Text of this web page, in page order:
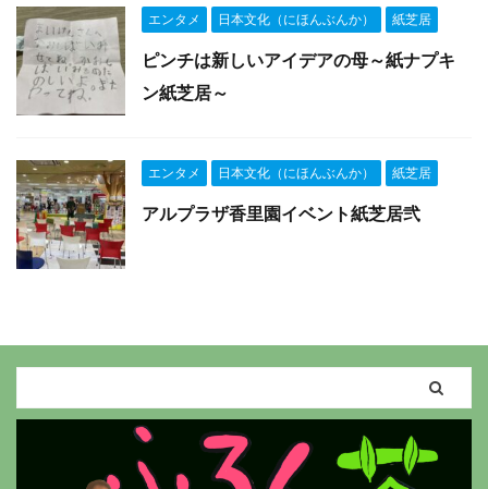
エンタメ 日本文化（にほんぶんか） 紙芝居
ピンチは新しいアイデアの母～紙ナプキ
ン紙芝居～
エンタメ 日本文化（にほんぶんか） 紙芝居
アルプラザ香里園イベント紙芝居弐